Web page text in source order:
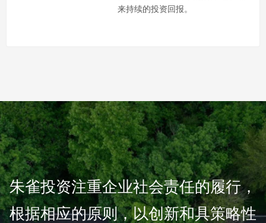
来持续的投资回报。
朱雀投资注重企业社会责任的履行，
根据相应的原则，以创新和具策略性